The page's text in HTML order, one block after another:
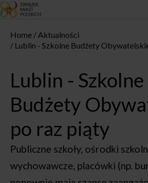
Home
Aktualności
Lublin - Szkolne Budżety
Lublin - Szkolne
Budżety
po raz piąty
Publiczne szkoły, ośrodki
wychowawcze, placówki (np.